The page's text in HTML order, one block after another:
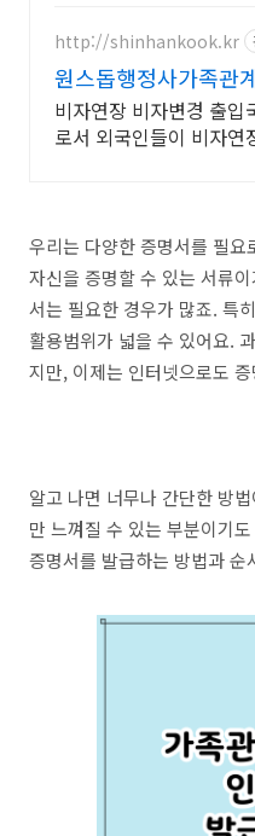
http://shinhankook.kr
원스돕행정사가족관
국인환자유치 및 한
비자연장 비자변경 출입
로서 외국인들이 비자연
우리는 다양한 증명서를 필요
자신을 증명할 수 있는 서류
서는 필요한 경우가 많죠. 특
활용범위가 넓을 수 있어요.
지만, 이제는 인터넷으로도
알고 나면 너무나 간단한 방
만 느껴질 수 있는 부분이기
증명서를 발급하는 방법과